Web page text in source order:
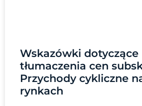
Wskazówki dotyczące
tłumaczenia cen
Przychody cykliczne
rynkach